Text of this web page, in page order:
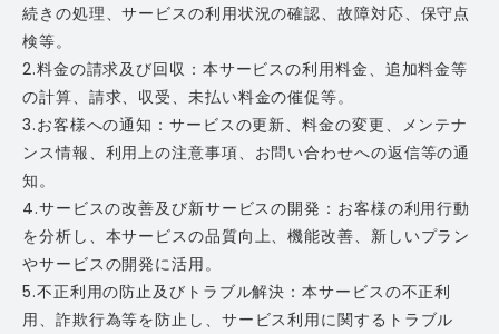
続きの処理、サービスの利用状況の確認、故障対応、保守点
検等。
2.料金の請求及び回収：本サービスの利用料金、追加料金等
の計算、請求、収受、未払い料金の催促等。
3.お客様への通知：サービスの更新、料金の変更、メンテナ
ンス情報、利用上の注意事項、お問い合わせへの返信等の通
知。
4.サービスの改善及び新サービスの開発：お客様の利用行動
を分析し、本サービスの品質向上、機能改善、新しいプラン
やサービスの開発に活用。
5.不正利用の防止及びトラブル解決：本サービスの不正利
用、詐欺行為等を防止し、サービス利用に関するトラブル